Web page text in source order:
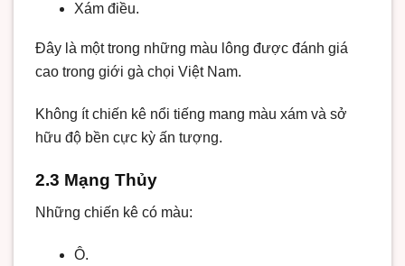
Xám điều.
Đây là một trong những màu lông được đánh giá
cao trong giới gà chọi Việt Nam.
Không ít chiến kê nổi tiếng mang màu xám và sở
hữu độ bền cực kỳ ấn tượng.
2.3 Mạng Thủy
Những chiến kê có màu:
Ô.